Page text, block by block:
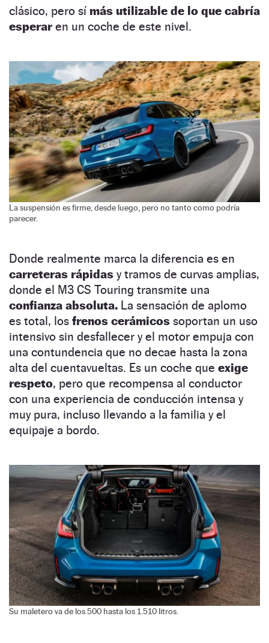
clásico, pero sí más utilizable de lo que cabría
esperaren un coche de este nivel.
La suspensión es firme, desde luego, pero no tanto como podría
parecer.
Donde realmente marca la diferencia es en
carreteras rápidas y tramos de curvas amplias,
donde el M3 CS Touring transmite una
confianza absoluta. La sensación de aplomo
es total, los frenos cerámicos soportan un uso
intensivo sin desfallecer y el motor empuja con
una contundencia que no decae hasta la zona
alta del cuentavueltas. Es un coche que exige
respeto, pero que recompensa al conductor
con una experiencia de conducción intensa y
muy pura, incluso llevando a la familia y el
equipaje a bordo.
Su maletero va de los 500 hasta los 1.510 litros.